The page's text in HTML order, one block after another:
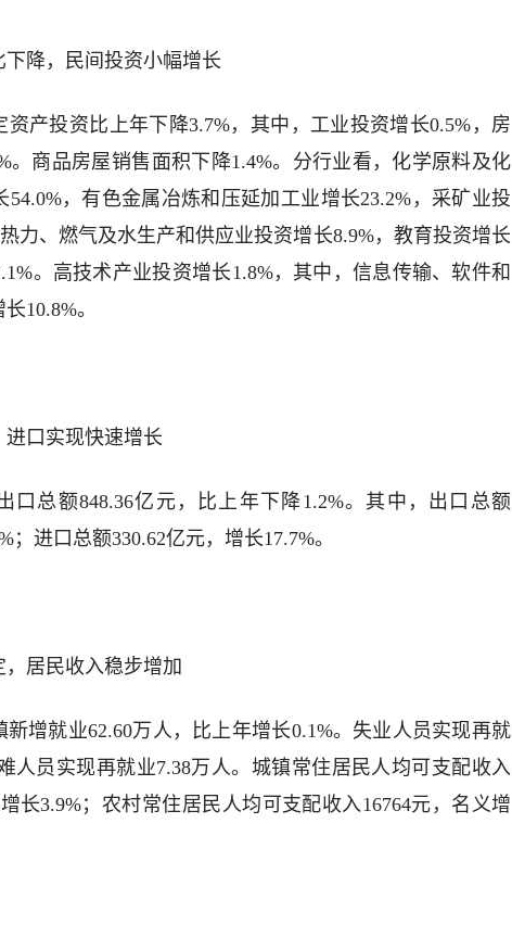
下降，民间投资小幅增长
资产投资比上年下降3.7%，其中，工业投资增长0.5%，房
。商品房屋销售面积下降1.4%。分行业看，化学原料及化
，有色金属冶炼和压延加工业增长23.2%，采矿业投
力、燃气及水生产和供应业投资增长8.9%，教育投资增长
。高技术产业投资增长1.8%，其中，信息传输、软件和
10.8%。
口实现快速增长
口总额848.36亿元，比上年下降1.2%。其中，出口总额
；进口总额330.62亿元，增长17.7%。
居民收入稳步增加
新增就业62.60万人，比上年增长0.1%。失业人员实现再就
人员实现再就业7.38万人。城镇常住居民人均可支配收入
长3.9%；农村常住居民人均可支配收入16764元，名义增